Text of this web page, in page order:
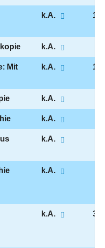
k.A. 1-
k.A.
Mit
k.A. 1-
k.A.
k.A.
k.A.
k.A.
k.A. 3-